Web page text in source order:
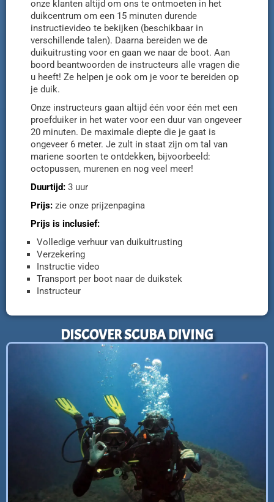
onze klanten altijd om ons te ontmoeten in het
duikcentrum om een ​​15 minuten durende
instructievideo te bekijken (beschikbaar in
verschillende talen). Daarna bereiden we de
duikuitrusting voor en gaan we naar de boot. Aan
boord beantwoorden de instructeurs alle vragen die
u heeft! Ze helpen je ook om je voor te bereiden op
je duik.
Onze instructeurs gaan altijd één voor één met een
proefduiker in het water voor een duur van ongeveer
20 minuten. De maximale diepte die je gaat is
ongeveer 6 meter. Je zult in staat zijn om tal van
mariene soorten te ontdekken, bijvoorbeeld:
octopussen, murenen en nog veel meer!
Duurtijd: 3 uur
Prijs: zie onze prijzenpagina
Prijs is inclusief:
Volledige verhuur van duikuitrusting
Verzekering
Instructie video
Transport per boot naar de duikstek
Instructeur
DISCOVER SCUBA DIVING